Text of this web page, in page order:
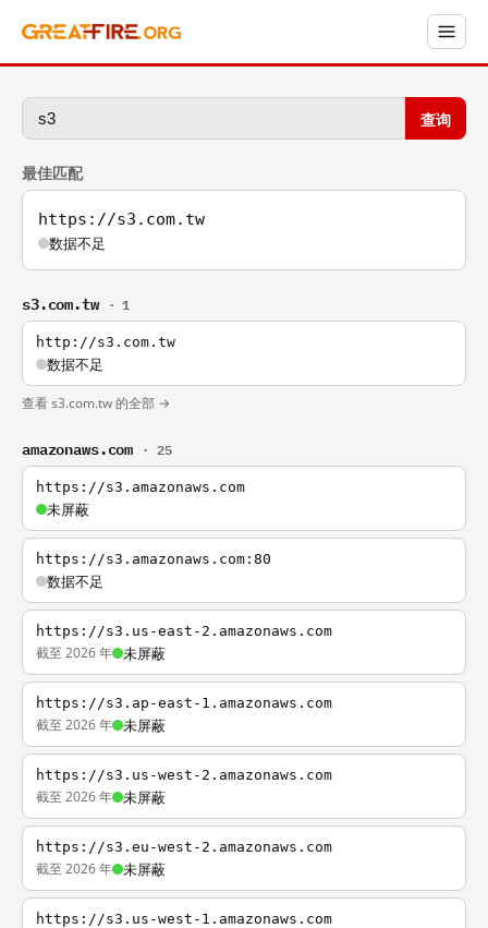
查询
最佳匹配
https://s3.com.tw
数据不足
s3.com.tw · 1
http://s3.com.tw
数据不足
查看 s3.com.tw 的全部 →
amazonaws.com · 25
https://s3.amazonaws.com
未屏蔽
https://s3.amazonaws.com:80
数据不足
https://s3.us-east-2.amazonaws.com
截至 2026 年 未屏蔽
https://s3.ap-east-1.amazonaws.com
截至 2026 年 未屏蔽
https://s3.us-west-2.amazonaws.com
截至 2026 年 未屏蔽
https://s3.eu-west-2.amazonaws.com
截至 2026 年 未屏蔽
https://s3.us-west-1.amazonaws.com